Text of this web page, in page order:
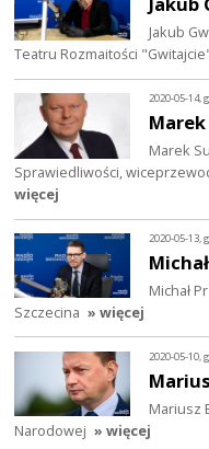
Jakub
Teatru Rozmaitości
2020-05-14,
Marek
Sprawiedliwości,
więcej
2020-05-13,
Michał
Szczecina » więcej
2020-05-10,
Mariusz
Narodowej » więcej